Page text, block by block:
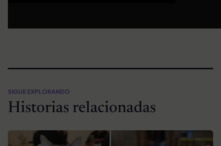
SIGUE EXPLORANDO
Historias relacionadas